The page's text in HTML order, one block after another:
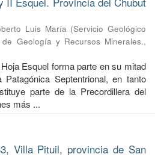
Luis María (Servicio Geológico
Geología y Recursos Minerales.,
Esquel forma parte en su mitad
Septentrional, en tanto
parte de la Precordillera del
más ...
Villa Pituil, provincia de San